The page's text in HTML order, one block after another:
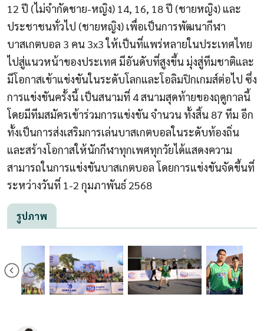
12 ปี (ไม่จำกัดชาย-หญิง) 14, 16, 18 ปี (ชายหญิง) และ
ประชาชนทั่วไป (ชายหญิง) เพื่อเป็นการพัฒนากีฬา
บาสเกตบอล 3 คน 3x3ให้เป็นที่แพร่หลายในประเทศไทย
ไปสู่แนวหน้าของประเทศ มีอันดับที่สูงขึ้น มุ่งสู่ทีมชาติและ
มีโอกาสเข้าแข่งขันในระดับโลกและโอลิมปิกเกมส์ต่อไป ซึ่ง
การแข่งขันครั้งนี้ เป็นสนามที่ 4สนามสุดท้ายของฤดูกาลนี้
โดยมีทีมสมัครเข้าร่วมการแข่งขัน จำนวน ทั้งสิ้น 87 ทีม อีก
ทั้งเป็นการส่งเสริมการเล่นบาสเกตบอลในระดับท้องถิ่น
และสร้างโอกาสให้นักกีฬาทุกเพศทุกวัยได้แสดงความ
สามารถในการแข่งขันบาสเกตบอล โดยการแข่งขันจัดขึ้นที่
ระหว่างวันที่ 1-2 กุมภาพันธ์ 2568
รูปภาพ